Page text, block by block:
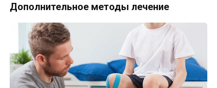
Дополнительное методы лечение